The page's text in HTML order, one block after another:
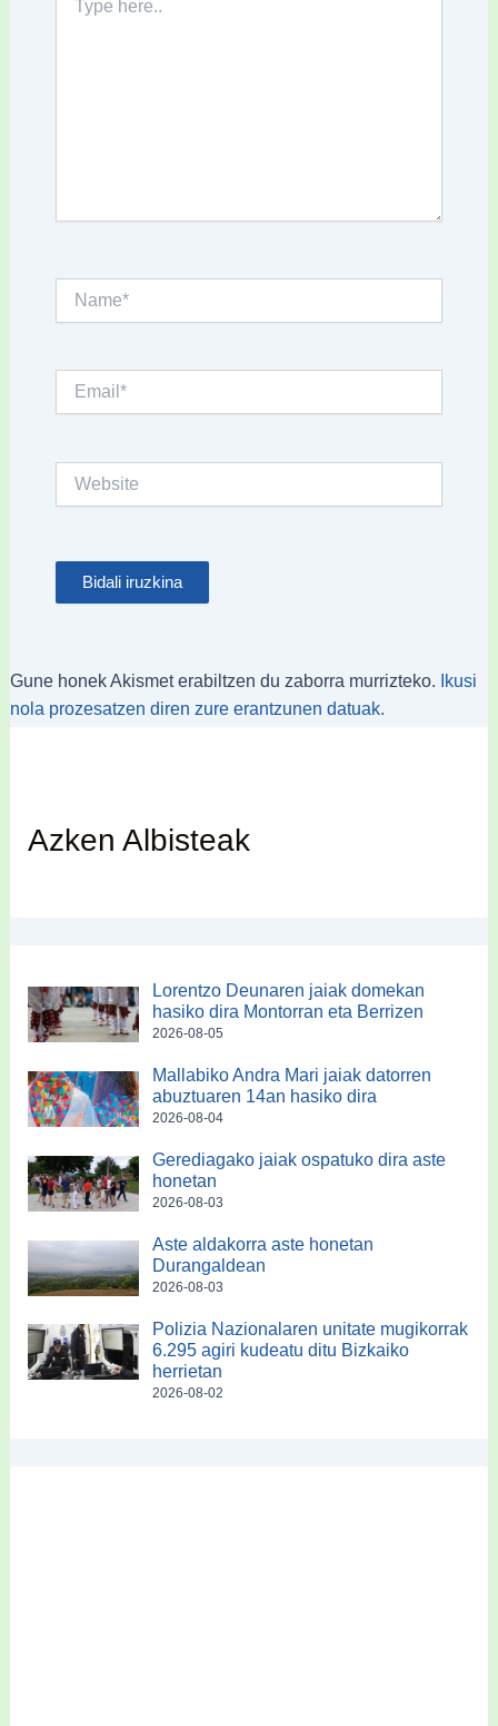
here..
Email*
Gune honek Akismet erabiltzen du zaborra murrizteko.
Ikusi
nola prozesatzen diren zure erantzunen datuak.
Azken Albisteak
Lorentzo Deunaren jaiak domekan
hasiko dira Montorran eta Berrizen
2026-08-05
Mallabiko Andra Mari jaiak datorren
abuztuaren 14an hasiko dira
2026-08-04
Gerediagako jaiak ospatuko dira aste
honetan
2026-08-03
Aste aldakorra aste honetan
Durangaldean
2026-08-03
Polizia Nazionalaren unitate mugikorrak
6.295 agiri kudeatu ditu Bizkaiko
herrietan
2026-08-02